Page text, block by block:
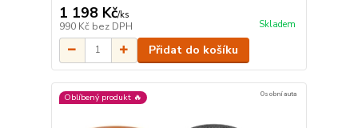
1 198 Kč/ks
990 Kč bez DPH Skladem
Přidat do košíku
Oblíbený produkt 🔥 Osobní auta